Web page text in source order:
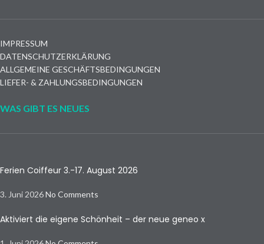
IMPRESSUM
DATENSCHUTZERKLÄRUNG
ALLGEMEINE GESCHÄFTSBEDINGUNGEN
LIEFER- & ZAHLUNGSBEDINGUNGEN
WAS GIBT ES NEUES
Ferien Coiffeur 3.-17. August 2026
3. Juni 2026No Comments
Aktiviert die eigene Schönheit – der neue geneo x